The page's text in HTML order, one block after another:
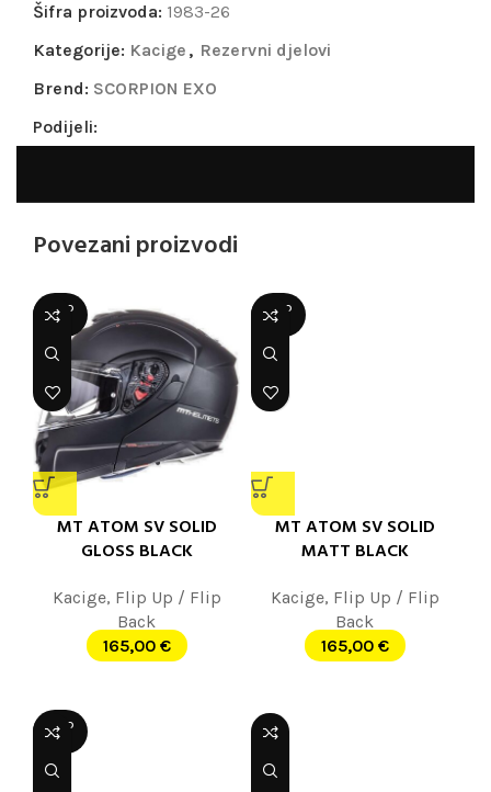
Šifra proizvoda: 1983-26
Kategorije: Kacige , Rezervni djelovi
Brend: SCORPION EXO
Podijeli:
Povezani proizvodi
SOLD
OUT
MT ATOM SV SOLID
GLOSS BLACK
Kacige, Flip Up / Flip
Back
165,00 €
SOLD
OUT
MT ATOM SV SOLID
MATT BLACK
Kacige, Flip Up / Flip
Back
165,00 €
SOLD
OUT